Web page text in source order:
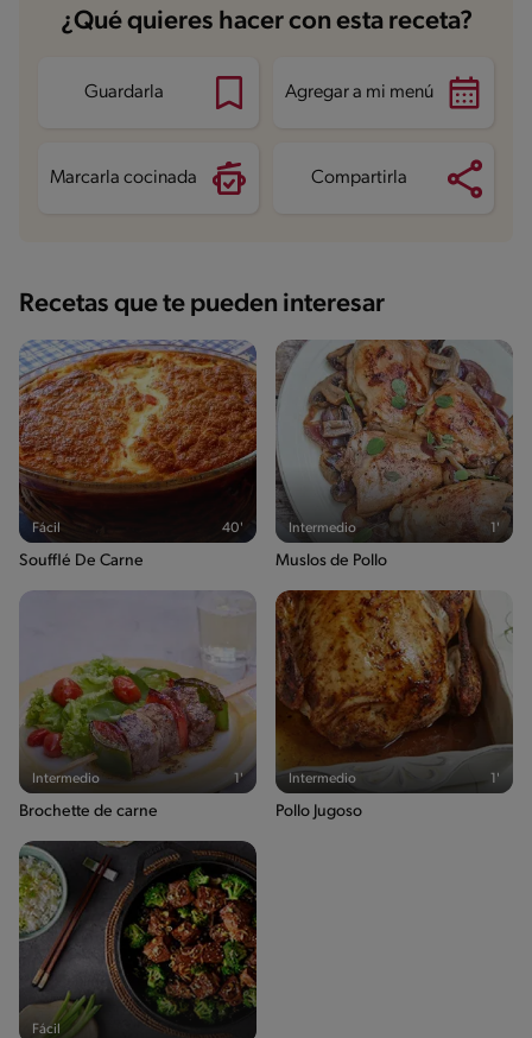
Carbohidratos
11 g
Energía 242.3 kcal
Proteína
Grasas saturadas 3.4 g
¿Qué quieres hacer con esta receta?
Guardarla Agregar a mi menú
Marcarla cocinada Compartirla
Recetas que te pueden interesar
Fácil 40'
Soufflé De Carne
Intermedio 1'
Muslos de Pollo
Intermedio 1'
Brochette de carne
Intermedio 1'
Pollo Jugoso
Fácil